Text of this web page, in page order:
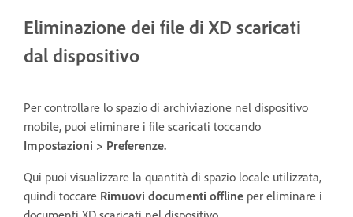
Eliminazione dei file di XD scaricati
dal dispositivo
Per controllare lo spazio di archiviazione nel dispositivo
mobile, puoi eliminare i file scaricati toccando
Impostazioni > Preferenze.
Qui puoi visualizzare la quantità di spazio locale utilizzata,
quindi toccare Rimuovi documenti offline per eliminare i